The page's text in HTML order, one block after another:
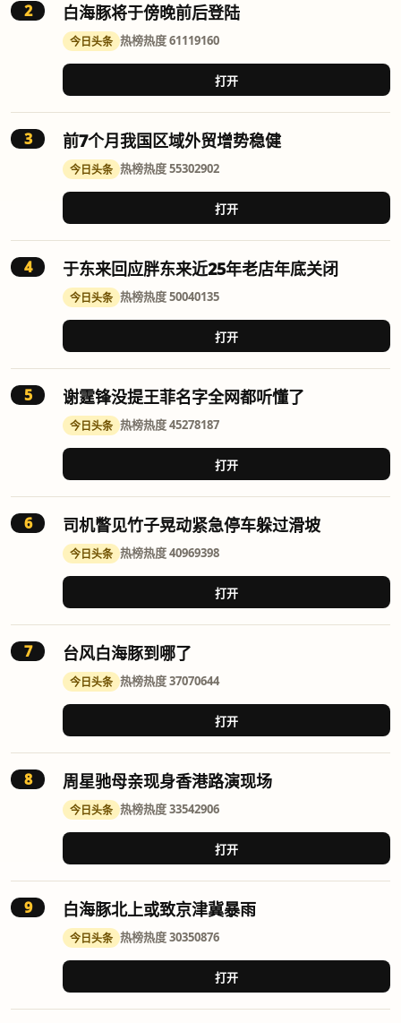
2 白海豚将于傍晚前后登陆
今日头条 热榜热度 61119160
打开
3 前7个月我国区域外贸增势稳健
今日头条 热榜热度 55302902
打开
4 于东来回应胖东来近25年老店年底关闭
今日头条 热榜热度 50040135
打开
5 谢霆锋没提王菲名字全网都听懂了
今日头条 热榜热度 45278187
打开
6 司机瞥见竹子晃动紧急停车躲过滑坡
今日头条 热榜热度 40969398
打开
7 台风白海豚到哪了
今日头条 热榜热度 37070644
打开
8 周星驰母亲现身香港路演现场
今日头条 热榜热度 33542906
打开
9 白海豚北上或致京津冀暴雨
今日头条 热榜热度 30350876
打开